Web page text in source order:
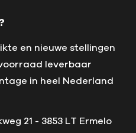
en nieuwe stellingen
leverbaar
in heel Nederland
21 - 3853 LT Ermelo